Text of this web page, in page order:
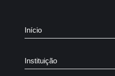
Início
Instituição